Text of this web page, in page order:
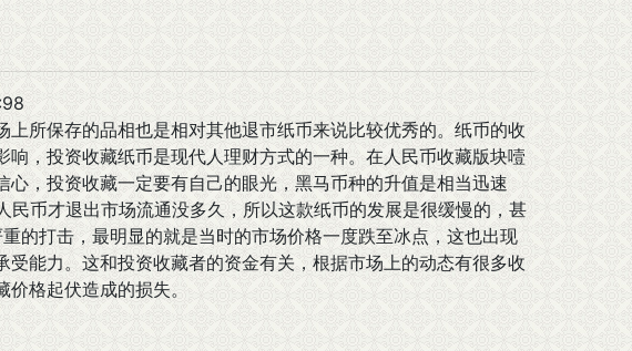
所保存的品相也是相对其他退市纸币来说比较优秀的。纸币的收
，投资收藏纸币是现代人理财方式的一种。在人民币收藏版块噎
，投资收藏一定要有自己的眼光，黑马币种的升值是相当迅速
民币才退出市场流通没多久，所以这款纸币的发展是很缓慢的，甚
的打击，最明显的就是当时的市场价格一度跌至冰点，这也出现
能力。这和投资收藏者的资金有关，根据市场上的动态有很多收
格起伏造成的损失。